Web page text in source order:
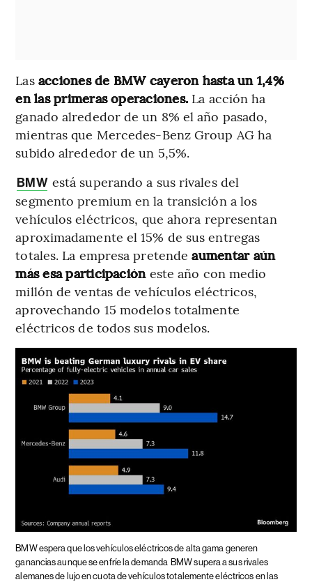
Lasacciones de BMW cayeron hasta un 1,4%
en las primeras operaciones. La acción ha
ganado alrededor de un 8% el año pasado,
mientras que Mercedes-Benz Group AG ha
subido alrededor de un 5,5%.
BMW está superando a sus rivales del
segmento premium en la transición a los
vehículos eléctricos, que ahora representan
aproximadamente el 15% de sus entregas
totales. La empresa pretende aumentar aún
más esa participación este año con medio
millón de ventas de vehículos eléctricos,
aprovechando 15 modelos totalmente
eléctricos de todos sus modelos.
BMW espera que los vehículos eléctricos de alta gama generen
ganancias aunque se enfríe la demanda BMW supera a sus rivales
alemanes de lujo en cuota de vehículos totalemente eléctricos en las